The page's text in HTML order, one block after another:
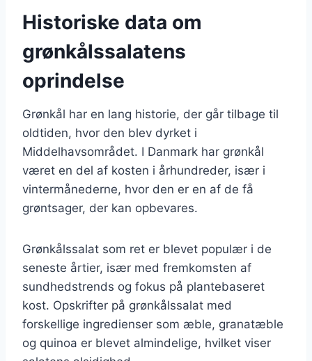
Historiske data om
grønkålssalatens
oprindelse
Grønkål har en lang historie, der går tilbage til
oldtiden, hvor den blev dyrket i
Middelhavsområdet. I Danmark har grønkål
været en del af kosten i århundreder, især i
vintermånederne, hvor den er en af de få
grøntsager, der kan opbevares.
Grønkålssalat som ret er blevet populær i de
seneste årtier, især med fremkomsten af
sundhedstrends og fokus på plantebaseret
kost. Opskrifter på grønkålssalat med
forskellige ingredienser som æble, granatæble
og quinoa er blevet almindelige, hvilket viser